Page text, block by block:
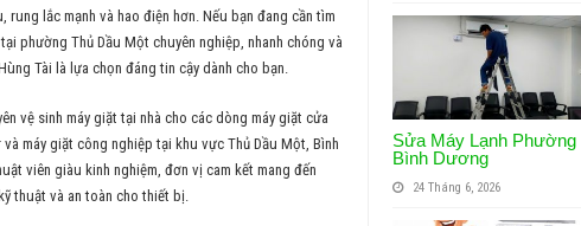
Sửa Máy Lạnh Phường
Bình Dương
24 Tháng 6, 2026
rung lắc mạnh và hao điện hơn. Nếu bạn đang cần tìm
phường Thủ Dầu Một chuyên nghiệp, nhanh chóng và
Tài là lựa chọn đáng tin cậy dành cho bạn.
vệ sinh máy giặt tại nhà cho các dòng máy giặt cửa
máy giặt công nghiệp tại khu vực Thủ Dầu Một, Bình
viên giàu kinh nghiệm, đơn vị cam kết mang đến
thuật và an toàn cho thiết bị.